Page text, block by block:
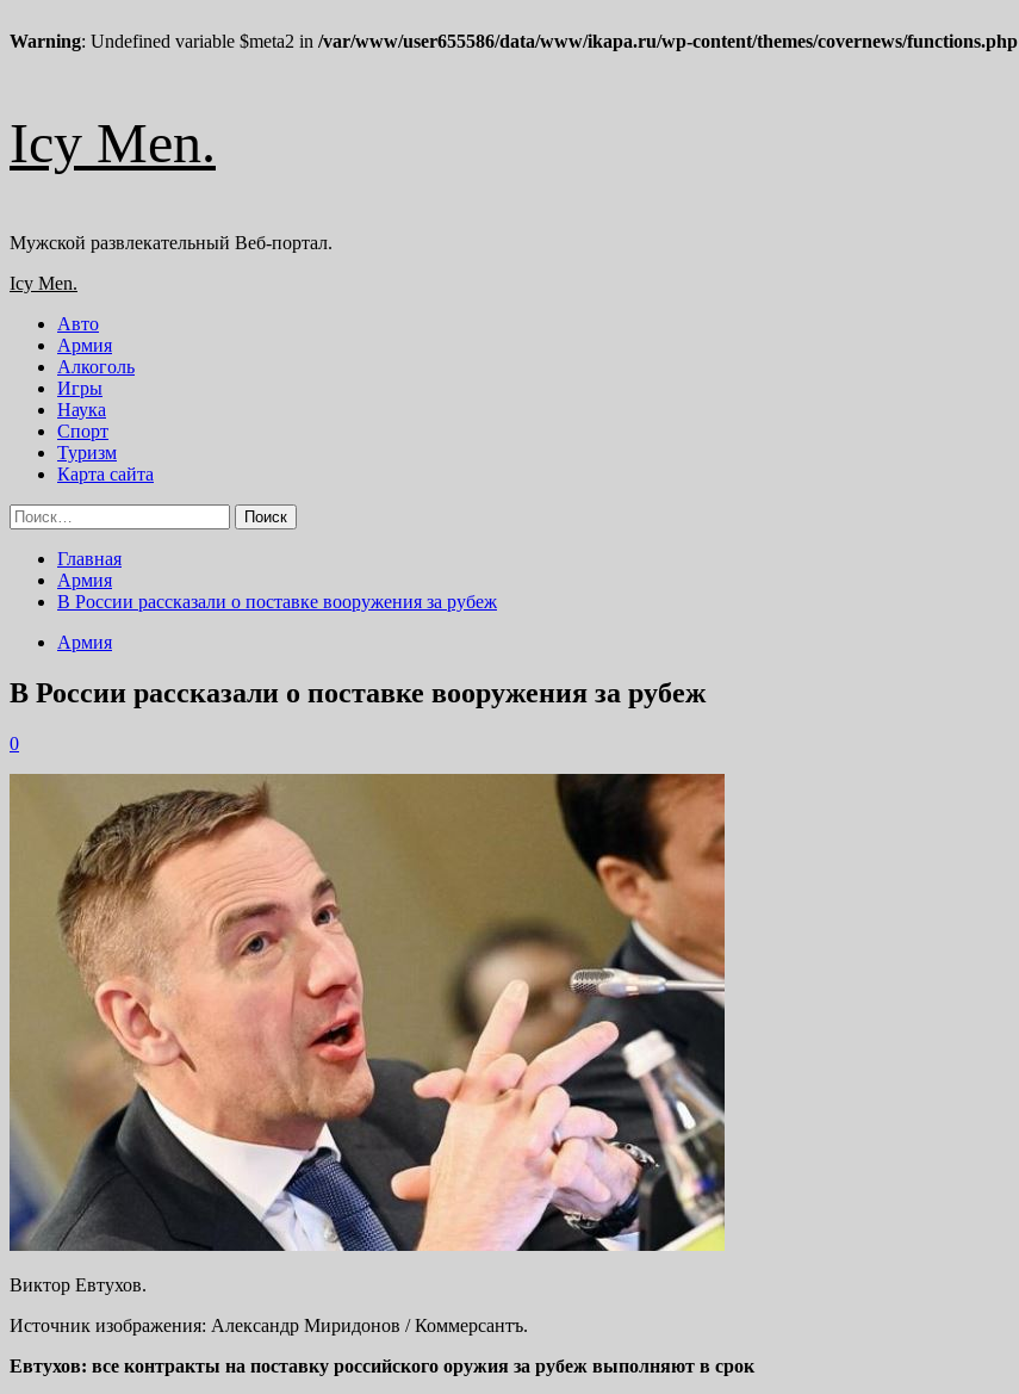
Warning: Undefined variable $meta2 in /var/www/user655586/data/www/ikapa.ru/wp-content/themes/covernews/functions.php
содержимому
Icy Men.
Мужской развлекательный Веб-портал.
Основное
Icy Men.
Авто
Армия
Алкоголь
Игры
Наука
Спорт
Туризм
Карта сайта
Найти:
Главная
Армия
В России рассказали о поставке вооружения за рубеж
Армия
В России рассказали о поставке вооружения за рубеж
0
Виктор Евтухов.
Источник изображения: Александр Миридонов / Коммерсантъ.
Евтухов: все контракты на поставку российского оружия за рубеж выполняют в срок